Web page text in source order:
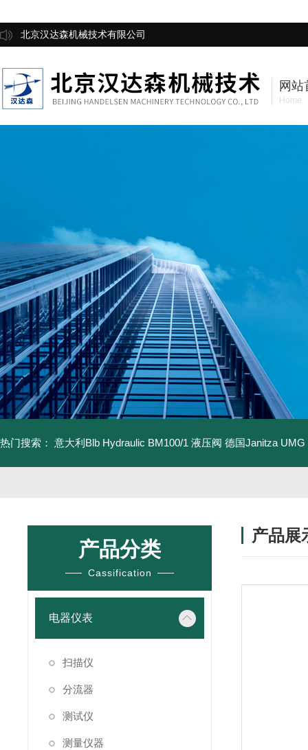
北京汉达森机械技术有限公司
网站
Home
热门搜索： 意大利Blb Hydraulic BM100/1 液压阀 德国Janitza UMG
产品分类
Cassification
电器仪表
扫描仪
分流器
测试仪
测量仪器
产品展